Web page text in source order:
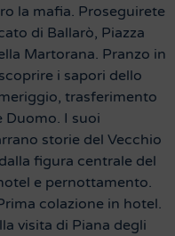
la mafia. Proseguirete
di Ballarò, Piazza
Martorana. Pranzo in
i sapori dello
trasferimento
Duomo. I suoi
storie del Vecchio
figura centrale del
e pernottamento.
colazione in hotel.
visita di Piana degli